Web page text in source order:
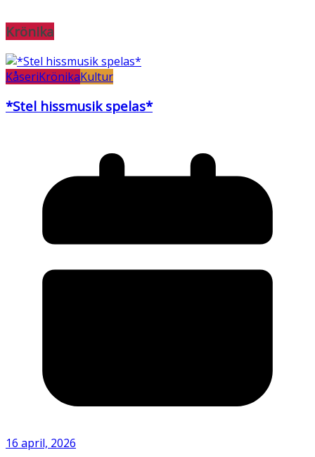
Krönika
KåseriKrönikaKultur
*Stel hissmusik spelas*
16 april, 2026